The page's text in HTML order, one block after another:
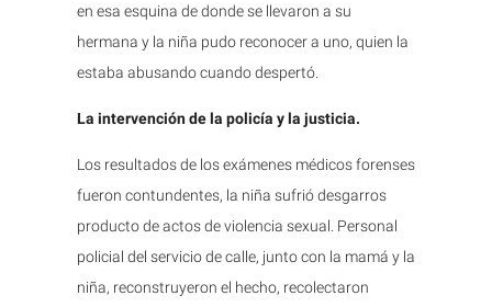
en esa esquina de donde se llevaron a su
hermana y la niña pudo reconocer a uno, quien la
estaba abusando cuando despertó.
La intervención de la policía y la justicia.
Los resultados de los exámenes médicos forenses
fueron contundentes, la niña sufrió desgarros
producto de actos de violencia sexual. Personal
policial del servicio de calle, junto con la mamá y la
niña, reconstruyeron el hecho, recolectaron